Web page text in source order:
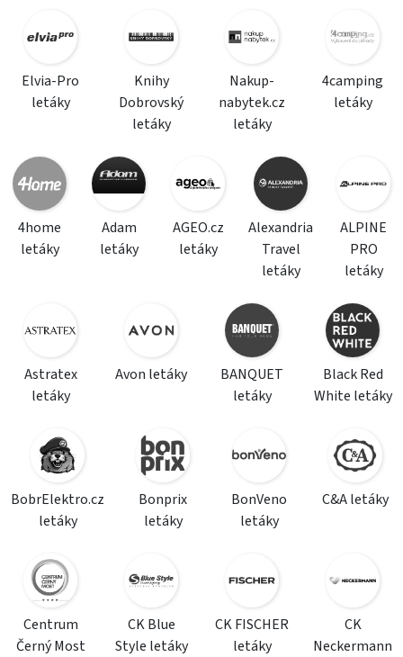
Elvia-Pro
letáky
Knihy
Dobrovský
letáky
Nakup-
nabytek.cz
letáky
4camping
letáky
4home
letáky
Adam
letáky
AGEO.cz
letáky
Alexandria
Travel
letáky
ALPINE
PRO
letáky
Astratex
letáky
Avon letáky
BANQUET
letáky
Black Red
White letáky
BobrElektro.cz
letáky
Bonprix
letáky
BonVeno
letáky
C&A letáky
Centrum
Černý Most
CK Blue
Style letáky
CK FISCHER
letáky
CK
Neckermann